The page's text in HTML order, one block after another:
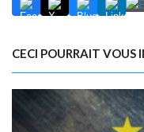
CECI POURRAIT VOUS